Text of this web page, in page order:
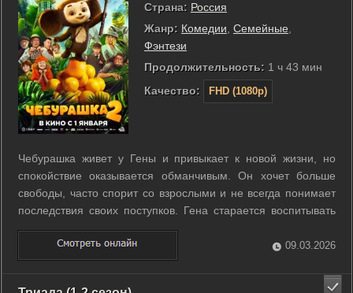
Страна: Россия
Жанр: Комедии Семейные
Фэнтези
Продолжительность: 1 ч 43 мин
Качество:
FHD (1080p)
Чебурашка живет у Гены и привыкает к новой жизни, но
спокойствие оказывается обманчивым. Он хочет больше
свободы, часто спорит со взрослыми и не всегда понимает
последствия своих поступков. Гена старается воспитывать
его как сына, но чем строже становятся правила, тем
сильнее растет напряжение между ними. Ситуацию
осложняет новость о ...
09.03.2026